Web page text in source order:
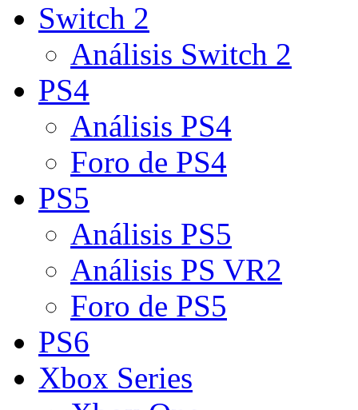
Switch 2
Análisis Switch 2
PS4
Análisis PS4
Foro de PS4
PS5
Análisis PS5
Análisis PS VR2
Foro de PS5
PS6
Xbox Series